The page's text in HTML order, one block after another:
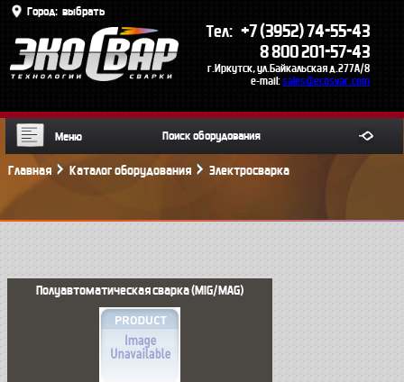
Город: выбрать
Тел: +7 (3952) 74-55-43
8 800 201-57-43
г.Иркутск, ул.Байкальская д.277А/8
e-mail:sales@ecosvar.com
Меню
Главная Каталог оборудования Электросварка
Полуавтоматическая сварка (MIG/MAG)